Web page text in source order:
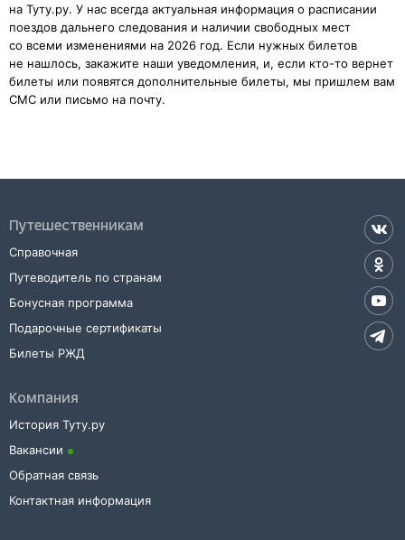
на Туту.ру. У нас всегда актуальная информация о расписании
поездов дальнего следования и наличии свободных мест
со всеми изменениями на 2026 год. Если нужных билетов
не нашлось, закажите наши уведомления, и, если кто-то вернет
билеты или появятся дополнительные билеты, мы пришлем вам
СМС или письмо на почту.
Путешественникам
Справочная
Путеводитель по странам
Бонусная программа
Подарочные сертификаты
Билеты РЖД
Компания
История Туту.ру
Вакансии
Обратная связь
Контактная информация